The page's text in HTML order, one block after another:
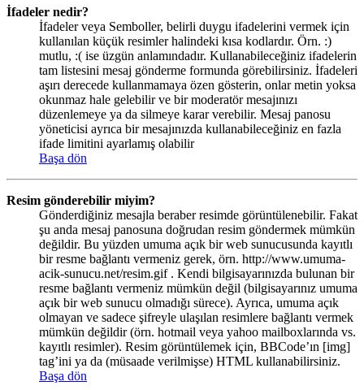
İfadeler nedir?
İfadeler veya Semboller, belirli duygu ifadelerini vermek için
kullanılan küçük resimler halindeki kısa kodlardır. Örn. :)
mutlu, :( ise üzgün anlamındadır. Kullanabileceğiniz ifadelerin
tam listesini mesaj gönderme formunda görebilirsiniz. İfadeleri
aşırı derecede kullanmamaya özen gösterin, onlar metin yoksa
okunmaz hale gelebilir ve bir moderatör mesajınızı
düzenlemeye ya da silmeye karar verebilir. Mesaj panosu
yöneticisi ayrıca bir mesajınızda kullanabileceğiniz en fazla
ifade limitini ayarlamış olabilir
Başa dön
Resim gönderebilir miyim?
Gönderdiğiniz mesajla beraber resimde görüntülenebilir. Fakat
şu anda mesaj panosuna doğrudan resim göndermek mümkün
değildir. Bu yüzden umuma açık bir web sunucusunda kayıtlı
bir resme bağlantı vermeniz gerek, örn. http://www.umuma-
acik-sunucu.net/resim.gif . Kendi bilgisayarınızda bulunan bir
resme bağlantı vermeniz mümkün değil (bilgisayarınız umuma
açık bir web sunucu olmadığı sürece). Ayrıca, umuma açık
olmayan ve sadece şifreyle ulaşılan resimlere bağlantı vermek
mümkün değildir (örn. hotmail veya yahoo mailboxlarında vs.
kayıtlı resimler). Resim görüntülemek için, BBCode’ın [img]
tag’ini ya da (müsaade verilmişse) HTML kullanabilirsiniz.
Başa dön